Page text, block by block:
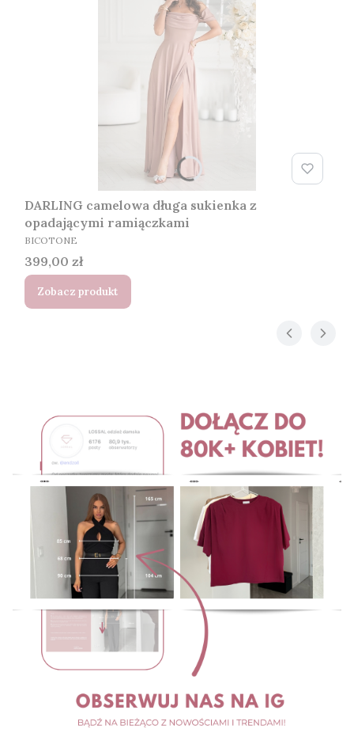
DARLING camelowa długa sukienka z
opadającymi ramiączkami
PRODUCENT
BICOTONE
Cena
399,00 zł
Zobacz produkt